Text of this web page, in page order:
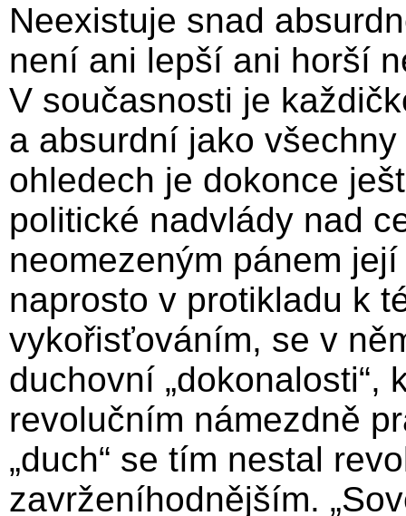
Neexistuje snad
není ani lepší ani horší
V současnosti je
a absurdní jako
ohledech je dokonce
politické nadvlády nad
neomezeným pánem
naprosto v protikladu k
vykořisťováním, se v
duchovní
revolučním námezdně
„duch“ se tím nestal
zavrženíhodnějším.